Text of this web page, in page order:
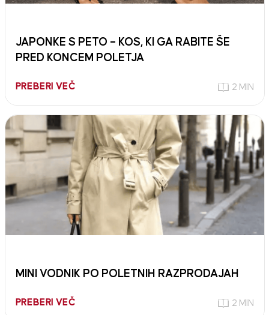
JAPONKE S PETO – KOS, KI GA RABITE ŠE
PRED KONCEM POLETJA
PREBERI VEČ 2 MIN
MINI VODNIK PO POLETNIH RAZPRODAJAH
PREBERI VEČ 2 MIN